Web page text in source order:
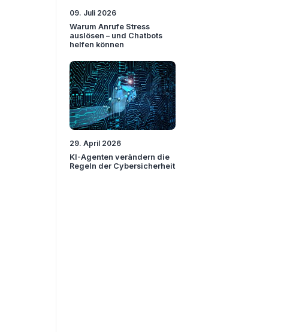
09. Juli 2026
Warum Anrufe Stress
auslösen – und Chatbots
helfen können
29. April 2026
KI-Agenten verändern die
Regeln der Cybersicherheit